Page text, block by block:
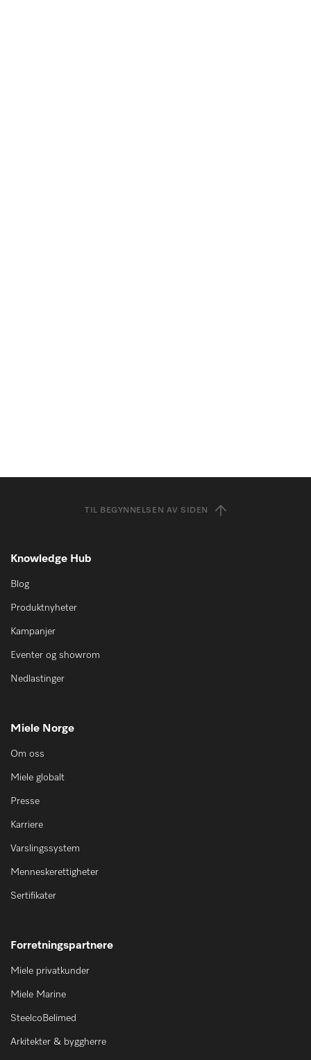
TIL BEGYNNELSEN AV SIDEN
Knowledge Hub
Blog
Produktnyheter
Kampanjer
Eventer og showrom
Nedlastinger
Miele Norge
Om oss
Miele globalt
Presse
Karriere
Varslingssystem
Menneskerettigheter
Sertifikater
Forretningspartnere
Miele privatkunder
Miele Marine
SteelcoBelimed
Arkitekter & byggherre